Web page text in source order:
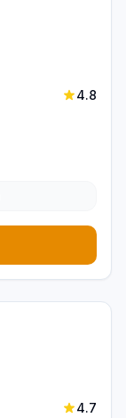
4.8
4.7